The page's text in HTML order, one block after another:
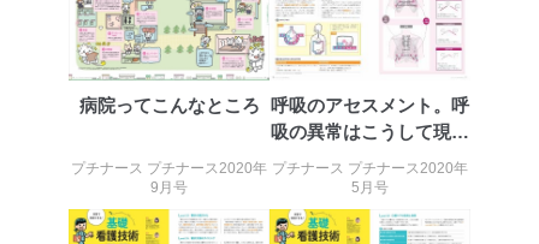
設定しています。
個人情報保護マネジメントシステムの継続的改善
当社は、内部監査及びマネジメントレビューの機会を通
じて、個人情報保護マネジメントシステムを継続的に改
善し、常に最良の状態を維持します。
苦情及び相談受付け窓口
貴殿の個人情報及び当社の個人情報保護マネジメントシ
病院ってこんなところ
プチナース プチナース2020年
9月号
呼吸のアセスメント。呼
吸の異常はこうして現れ
る！
プチナース プチナース2020年
5月号